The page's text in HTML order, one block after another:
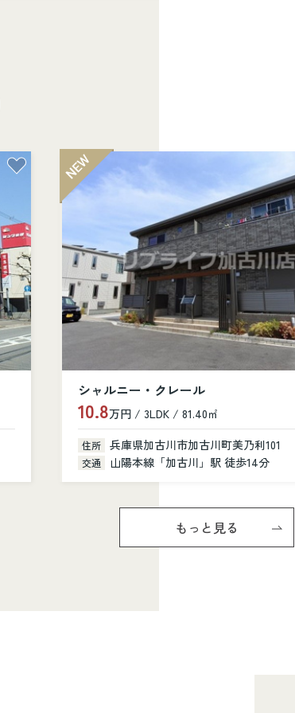
カルム加古川
6.6万円 / 1K / 31.28㎡
住所 兵庫県加古川市加古川町寺家町379-1
交通 山陽本線「加古川」駅 徒歩6分
もっと見る